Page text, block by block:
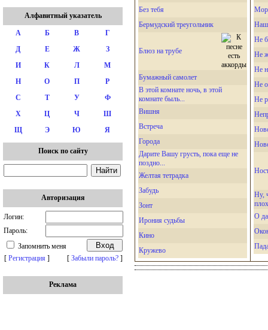
Алфавитный указатель
А Б В
Г
Д
Е Ж
З
И
К Л
М
Н
О П
Р
С
Т У
Ф
Х
Ц Ч
Ш
Щ
Э Ю Я
Поиск по сайту
Авторизация
Логин:
Пароль:
Запомнить меня
[ Регистрация ] [ Забыли пароль? ]
Реклама
Без тебя
Бермудский треугольник
Блюз на трубе
Бумажный самолет
В этой комнате ночь, в этой
комнате быль...
Вишня
Встреча
Города
Дарите Вашу грусть, пока еще не
поздно...
Желтая тетрадка
Забудь
Зонт
Ирония судьбы
Кино
Кружево
Не
Не
Не
Не
Не
Ну,
О